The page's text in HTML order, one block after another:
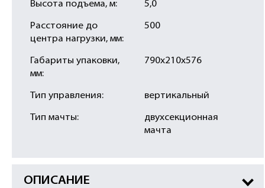
Высота подъема, м: 5,0
Расстояние до
центра нагрузки, мм:
500
Габариты упаковки,
мм:
790х210х576
Тип управления: вертикальный
Тип мачты:
двухсекционная
мачта
ОПИСАНИЕ